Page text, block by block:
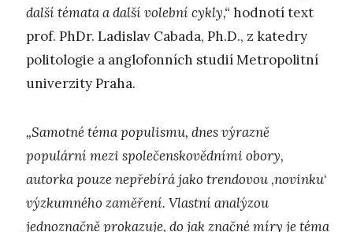
další témata a další volební cykly,“ hodnotí text
prof. PhDr. Ladislav Cabada, Ph.D., z katedry
politologie a anglofonních studií Metropolitní
univerzity Praha.
„Samotné téma populismu, dnes výrazně
populární mezi společenskovědními obory,
autorka pouze nepřebírá jako trendovou ‚novinku‘
výzkumného zaměření. Vlastní analýzou
jednoznačně prokazuje, do jak značné míry je téma